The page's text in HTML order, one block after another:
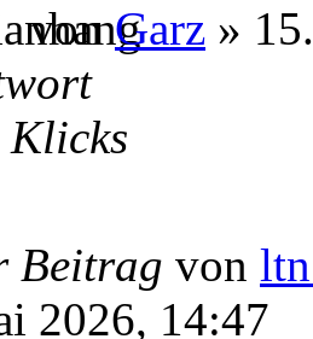
vonGarz »
Klicks
Beitrag von
2026, 14:47